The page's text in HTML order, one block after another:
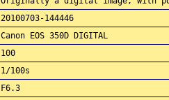
20100703-144446
Canon EOS 350D DIGITAL
100
1/100s
F6.3